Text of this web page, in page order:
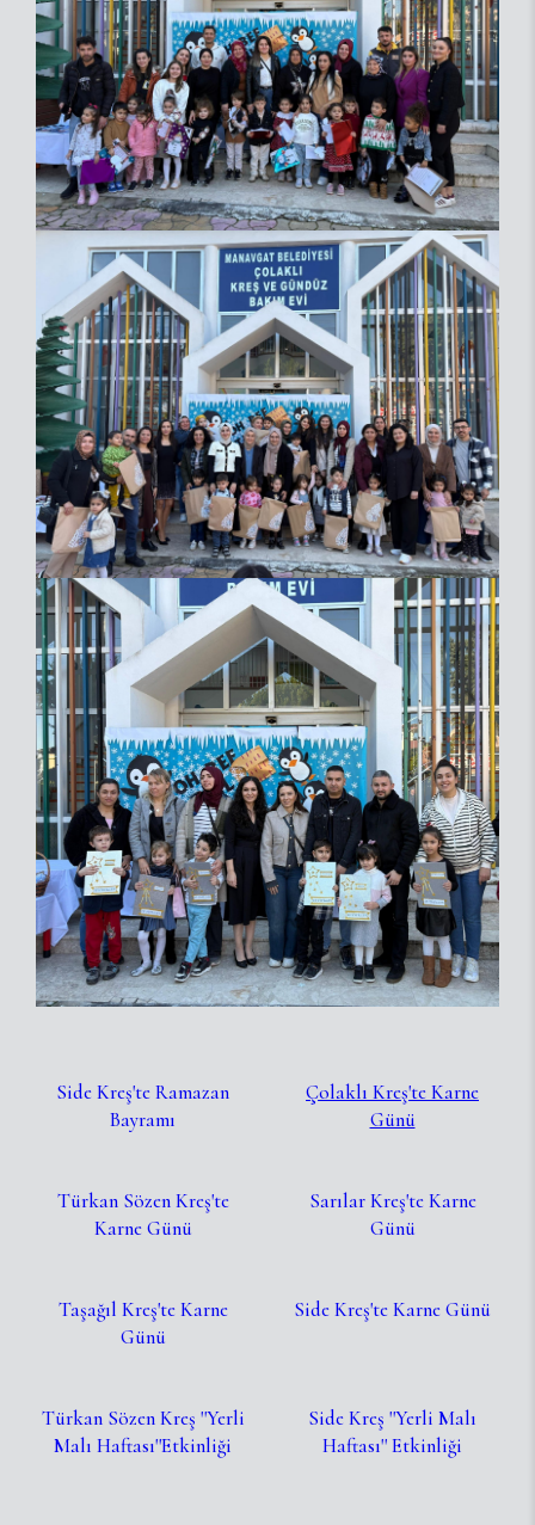
Side Kreş'te Ramazan
Bayramı
Çolaklı Kreş'te Karne
Günü
Türkan Sözen Kreş'te
Karne Günü
Sarılar Kreş'te Karne
Günü
Taşağıl Kreş'te Karne
Günü
Side Kreş'te Karne Günü
Türkan Sözen Kreş ''Yerli
Malı Haftası''Etkinliği
Side Kreş ''Yerli Malı
Haftası'' Etkinliği